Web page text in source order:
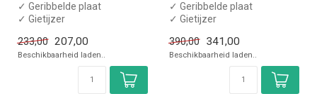
✓ Geribbelde plaat
✓ Gietijzer
✓ 2,2 kW
233,00 207,00
Beschikbaarheid laden..
✓ Geribbelde plaat
✓ Gietijzer
✓ 2,7 kW
390,00 341,00
Beschikbaarheid laden..